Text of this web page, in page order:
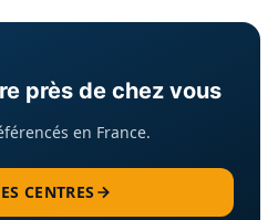
près de chez vous
en France.
CENTRES